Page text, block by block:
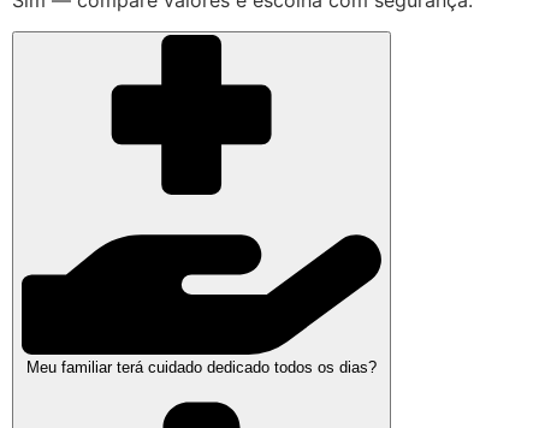
Meu familiar terá cuidado dedicado todos os dias?